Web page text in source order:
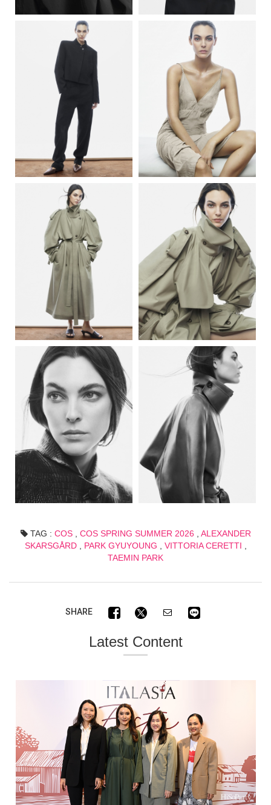
TAG : COS, COS SPRING SUMMER 2026
ALEXANDER
SKARSGÅRD, PARK GYUYOUNG VITTORIA CERETTI
TAEMIN PARK
SHARE
Latest Content